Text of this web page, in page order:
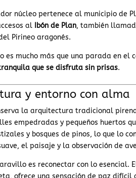
núcleo pertenece al municipio de
al Ibón de Plan, también
Pirineo aragonés.
es mucho más que una parada en
que se disfruta sin prisas.
y entorno con alma
la arquitectura tradicional
empedradas y pequeños huertos
y bosques de pinos, lo que lo
el paisaje y la observación de
es reconectar con lo
ofrece una sensación de paz